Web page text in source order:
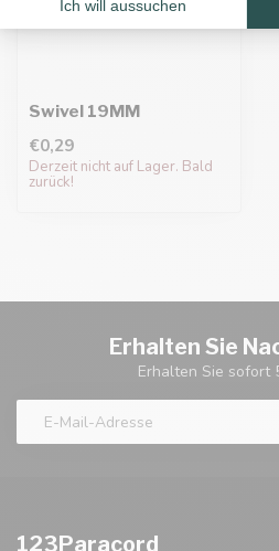
Swivel 19MM
€0,29
Derzeit nicht auf Lager. Bald
zurück!
Erhalten Sie
Erhalten Sie sofort
123Paracord